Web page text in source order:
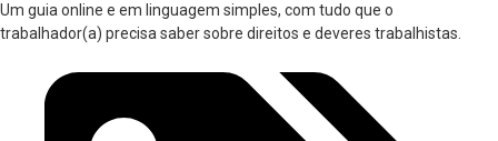
Um guia online e em linguagem simples, com tudo que o
trabalhador(a) precisa saber sobre direitos e deveres trabalhistas.